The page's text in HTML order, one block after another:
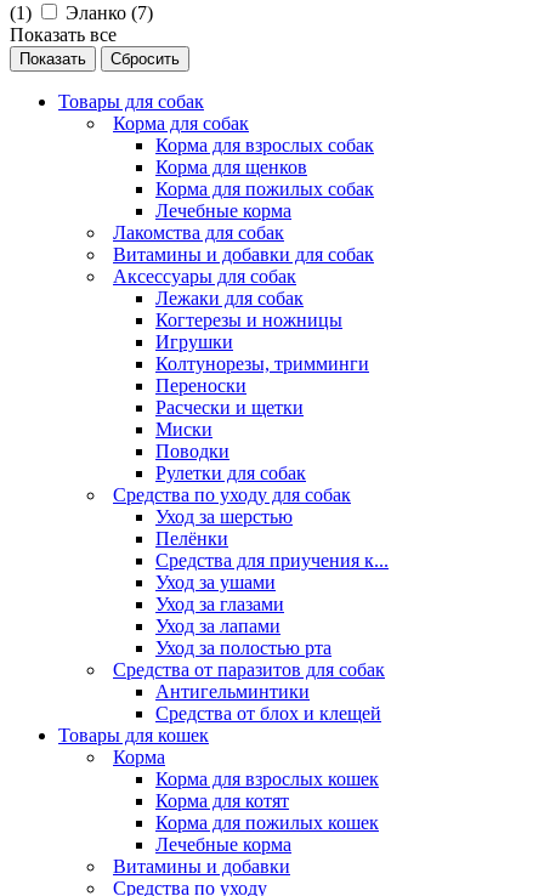
(1) Эланко (7)
Показать все
Сбросить
Товары для собак
Корма для собак
Корма для взрослых собак
Корма для щенков
Корма для пожилых собак
Лечебные корма
Лакомства для собак
Витамины и добавки для собак
Аксессуары для собак
Лежаки для собак
Когтерезы и ножницы
Игрушки
Колтунорезы, тримминги
Переноски
Расчески и щетки
Миски
Поводки
Рулетки для собак
Средства по уходу для собак
Уход за шерстью
Пелёнки
Средства для приучения к...
Уход за ушами
Уход за глазами
Уход за лапами
Уход за полостью рта
Средства от паразитов для собак
Антигельминтики
Средства от блох и клещей
Товары для кошек
Корма
Корма для взрослых кошек
Корма для котят
Корма для пожилых кошек
Лечебные корма
Витамины и добавки
Средства по уходу